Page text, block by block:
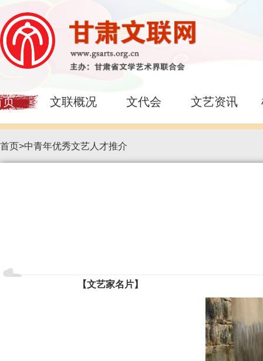
页 文联概况 文代会 文艺资讯
首页>中青年优秀文艺人才推介
【文艺家名片】